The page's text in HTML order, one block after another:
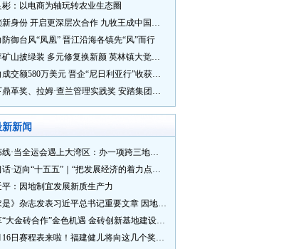
彬：以电商为轴玩转农业生态圈
解锁新身份 开启更深层次合作 九牧王成中国奥委会官方赞助商
御台风“凤凰” 晋江沿海各镇先“风”而行
废弃矿山披绿装 多元修复换新颜 英林镇大觉山片区废弃矿山生态修复项目通过验收
意向成交额580万美元 晋企“尼日利亚行”收获满满
拿下鼎革奖、拉姆·查兰管理实践奖 安踏集团获企业管理权威奖项
新新闻
经纬线·当全运会遇上大湾区：办一项跨三地的赛事有多硬核？
一习话·迈向“十五五”｜“把发展经济的着力点放在实体经济上”
平：因地制宜发展新质生产力
《求是》杂志发表习近平总书记重要文章 因地制宜发展新质生产力
共享“大金砖合作”金色机遇 金砖创新基地建设成效显著
11月16日赛程表来啦！福建健儿将向这几个奖牌发起冲击→